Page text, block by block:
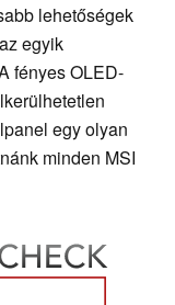
lehetőségek
egyik
fényes OLED-
egy olyan
minden MSI